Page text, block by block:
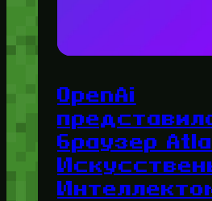
OpenAi
браузер